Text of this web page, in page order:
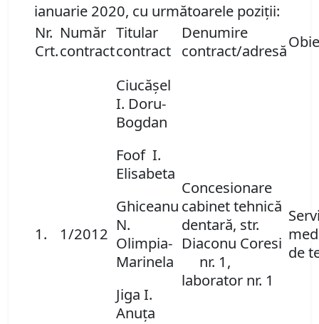
ianuarie 2020, cu următoarele poziţii:
Nr.
Crt.
Număr
contract
Titular
contract
Denumire
contract/adresă
1. 1/2012
Ciucăşel
I. Doru-
Bogdan
Foof I.
Elisabeta
Ghiceanu
N.
Olimpia-
Marinela
Jiga I.
Anuţa
Concesionare
cabinet tehnică
dentară, str.
Diaconu Coresi
nr. 1,
laborator nr. 1
de